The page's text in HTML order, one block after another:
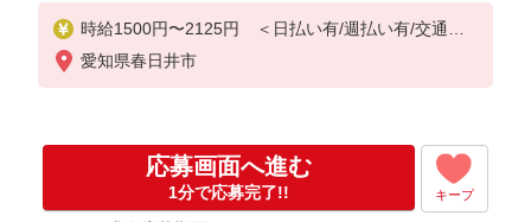
時給1500円〜2125円 ＜日払い有/週払い有/交通費
全支給(ガソリン代含む)＞
愛知県春日井市
応募画面へ進む
1分で応募完了!! キープ